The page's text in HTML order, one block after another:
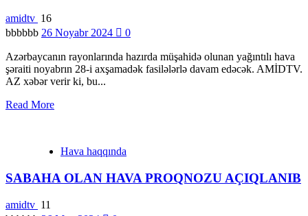
amidtv 16
bbbbbb 26 Noyabr 2024 0
Azərbaycanın rayonlarında hazırda müşahidə olunan yağıntılı hava
şəraiti noyabrın 28-i axşamadək fasilələrlə davam edəcək. AMİDTV.
AZ xəbər verir ki, bu...
Read More
Hava haqqında
SABAHA OLAN HAVA PROQNOZU AÇIQLANIB
amidtv 11